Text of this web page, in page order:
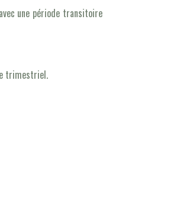
une période transitoire
trimestriel.